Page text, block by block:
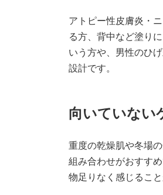
アトピー性皮膚炎・
る方、背中など塗り
いう方や、男性のひ
設計です。
向いていない
重度の乾燥肌や冬場
組み合わせがおすす
物足りなく感じること